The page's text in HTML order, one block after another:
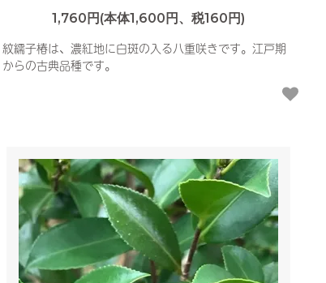
1,760円(本体1,600円、税160円)
紋繻子椿は、濃紅地に白斑の入る八重咲きです。江戸期
からの古典品種です。